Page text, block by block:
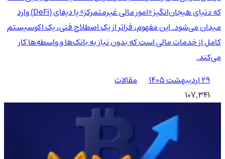
که دنیای هیجان‌انگیز «امور مالی غیرمتمرکز» یا دیفای (DeFi) وارد
میدان می‌شود. این مفهوم، فراتر از یک اصطلاح فنی، یک اکوسیستم
کامل از خدمات مالی است که بدون نیاز به بانک‌ها و واسطه‌ها کار
می‌کند.
۲۹ اردیبهشت ۱۴۰۵
مقالات
107,341